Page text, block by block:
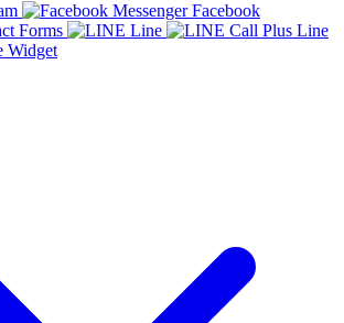
Facebook
Forms Line
Line
Widget